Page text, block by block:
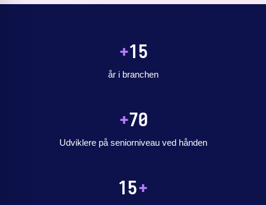
+15
år i branchen
+70
Udviklere på seniorniveau ved hånden
15+